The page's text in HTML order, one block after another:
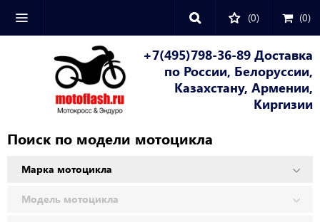
(0) (0)
+7(495)798-36-89 Доставка
по России, Белоруссии,
Казахстану, Армении,
Киргизии
Поиск по модели мотоцикла